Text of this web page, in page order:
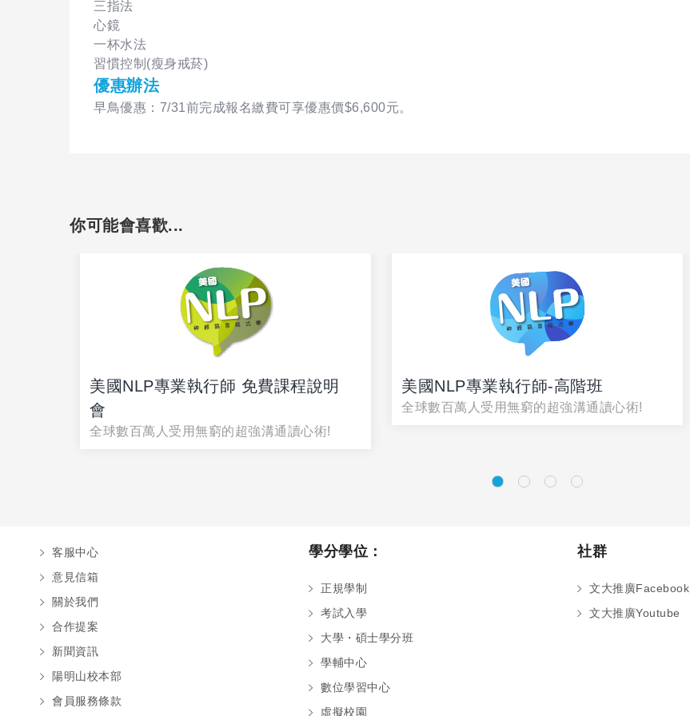
三指法
心鏡
一杯水法
習慣控制(瘦身戒菸)
優惠辦法
早鳥優惠：7/31前完成報名繳費可享優惠價$6,600元。
你可能會喜歡...
美國NLP專業執行師 免費課程說明
會
全球數百萬人受用無窮的超強溝通讀心術!
美國NLP專業執行師-高階班
全球數百萬人受用無窮的超強溝通讀心術!
客服中心
意見信箱
關於我們
合作提案
新聞資訊
陽明山校本部
會員服務條款
學分學位：
正規學制
考試入學
大學・碩士學分班
學輔中心
數位學習中心
虛擬校園
社群
文大推廣Facebook
文大推廣Youtube